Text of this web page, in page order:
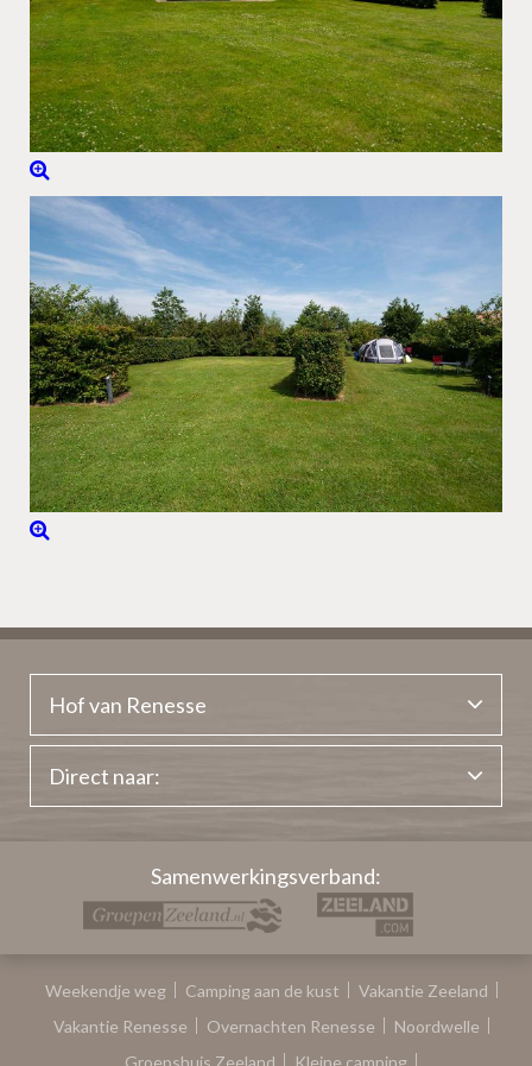
Hof van Renesse
Direct naar:
Samenwerkingsverband:
Weekendje weg Camping aan de kust
Vakantie Zeeland
Vakantie Renesse
Overnachten Renesse
Noordwelle
Groepshuis Zeeland
Kleine camping